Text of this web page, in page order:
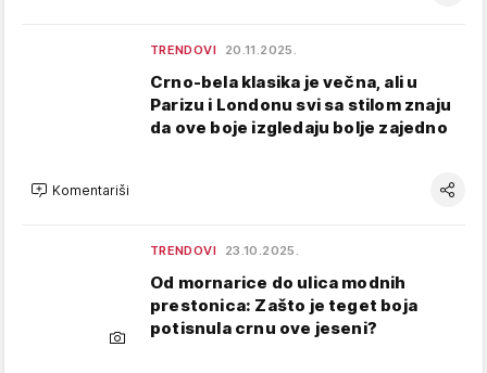
TRENDOVI 20.11.2025.
Crno-bela klasika je večna, ali u
Parizu i Londonu svi sa stilom znaju
da ove boje izgledaju bolje zajedno
Komentariši
TRENDOVI 23.10.2025.
Od mornarice do ulica modnih
prestonica: Zašto je teget boja
potisnula crnu ove jeseni?